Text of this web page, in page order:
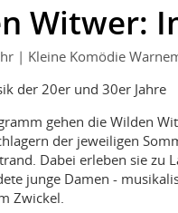
Witwer:
| Kleine Komödie
der 20er und 30er Jahre
gehen die Wilden
der jeweiligen
Dabei erleben sie
junge Damen -
Zwickel.